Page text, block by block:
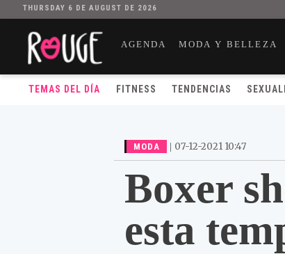
THURSDAY 6 DE AUGUST DE 2026
AGENDA MODA Y BELLEZA
TEMAS DEL DÍA FITNESS TENDENCIAS
MODA | 07-12-2021 10:47
Boxer
esta